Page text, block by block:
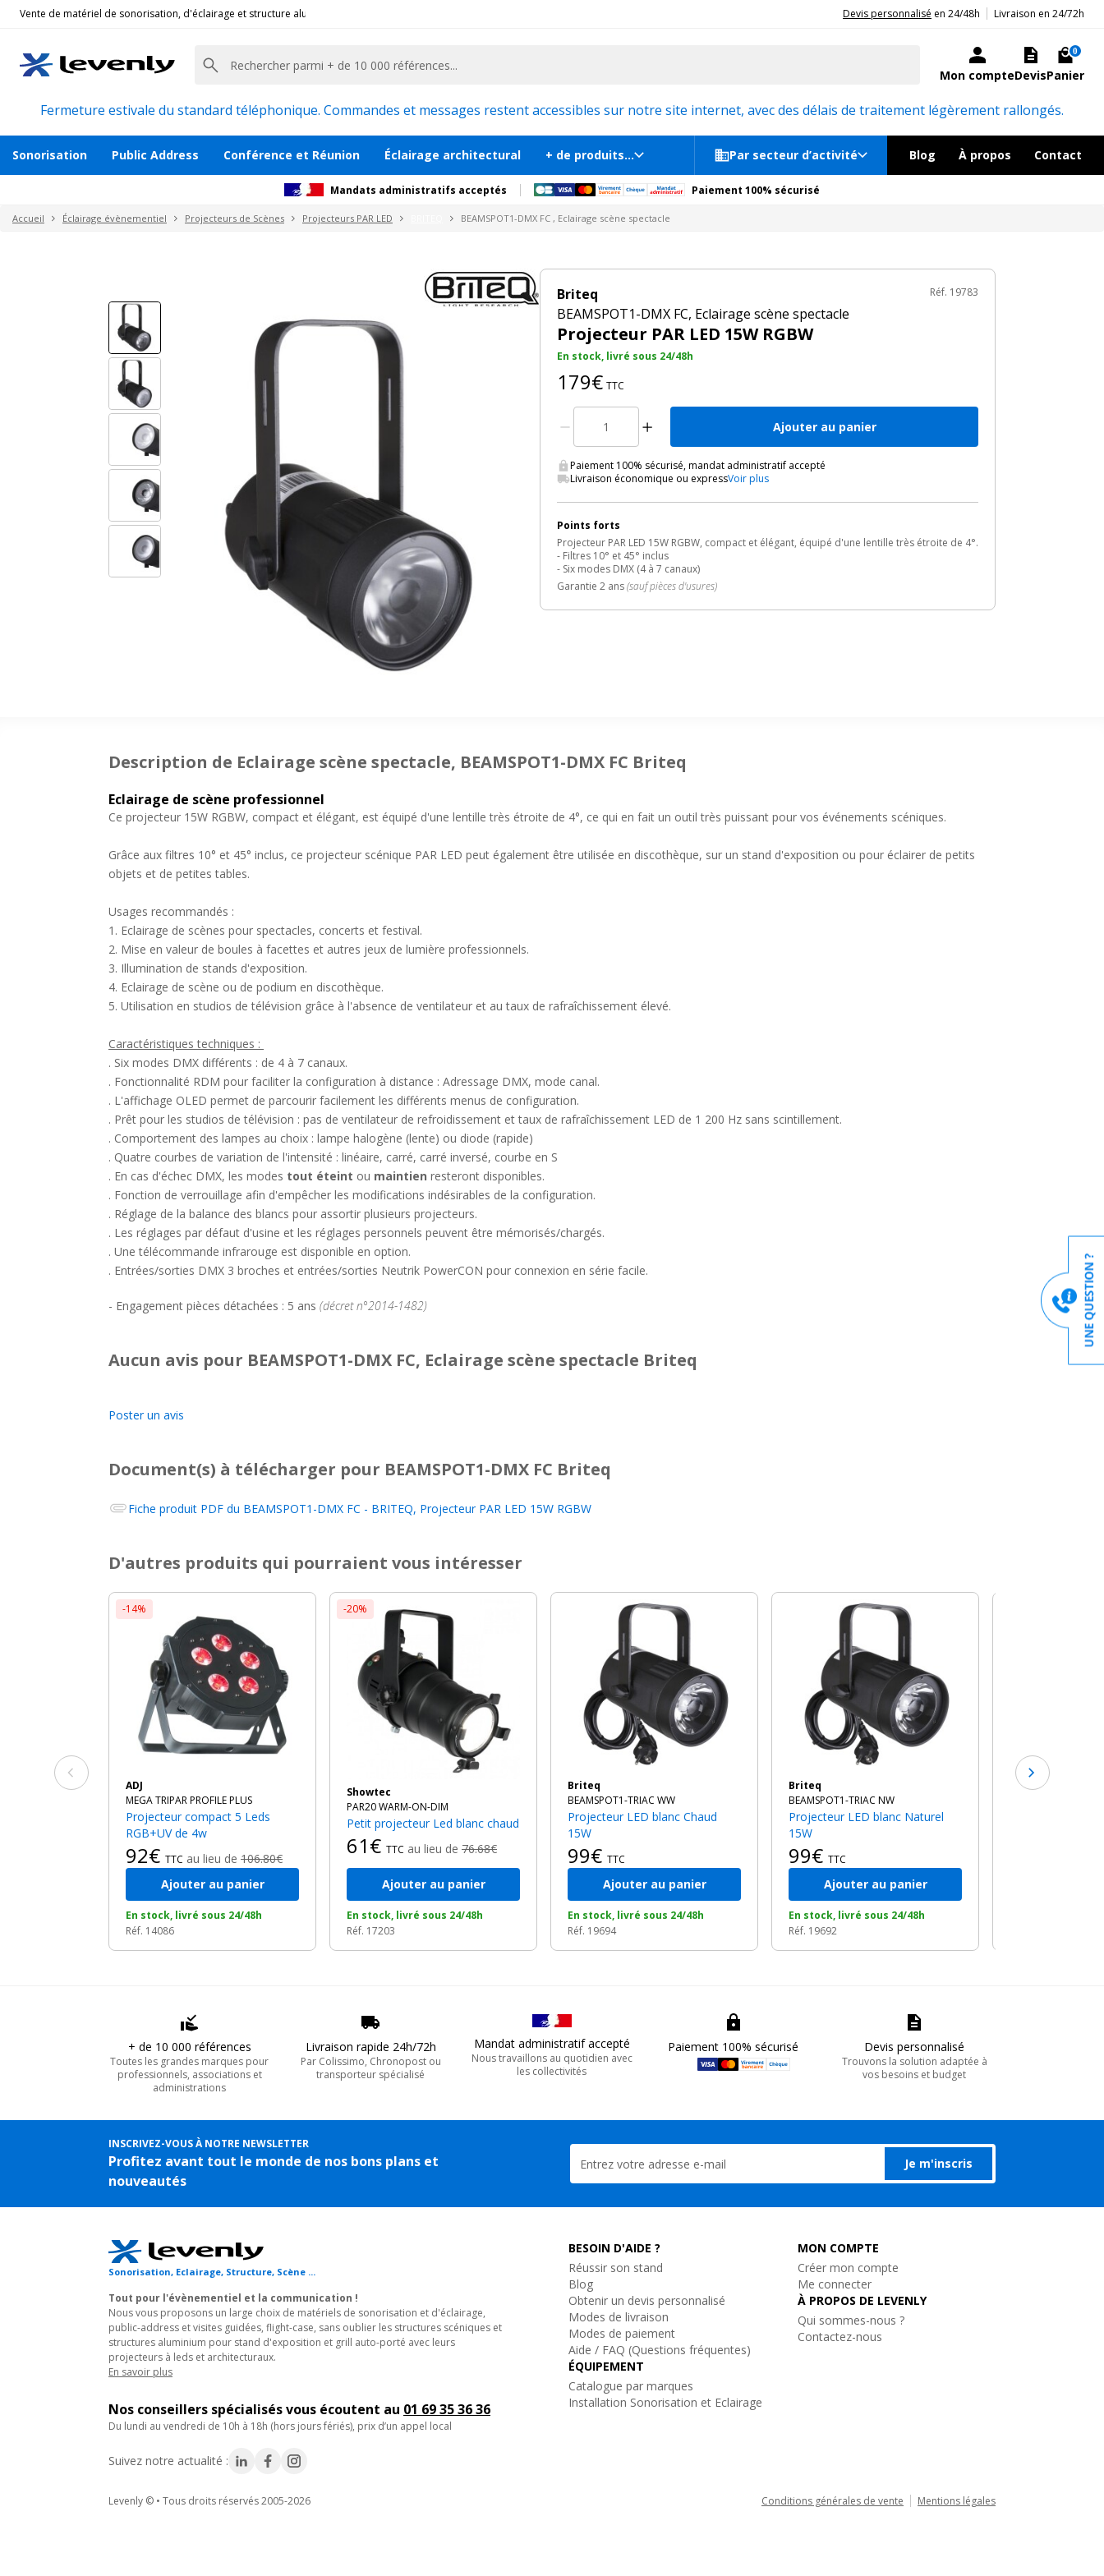
Vente de matériel de sonorisation, d'éclairage et structure alu pour l'évènementiel et la communication, stand exposition, scène, podium et estrade, etc. | 20ans d'expérience aux côtés des professionnels et acteurs publics.
Devis personnalisé en 24/48h Livraison en 24/72h
Mon compteDevisPanier
0
Fermeture estivale du standard téléphonique. Commandes et messages restent accessibles sur notre site internet, avec des délais de traitement légèrement rallongés.
Sonorisation Public Address Conférence et Réunion Éclairage architectural + de produits... Par secteur d’activité Blog À propos Contact
Mandats administratifs acceptés Paiement 100% sécurisé
Accueil Éclairage évènementiel Projecteurs de Scènes Projecteurs PAR LED BEAMSPOT1-DMX FC , Eclairage scène spectacle
Briteq
BEAMSPOT1-DMX FC, Eclairage scène spectacle
Projecteur PAR LED 15W RGBW
Réf. 19783
En stock, livré sous 24/48h
179€ TTC
Ajouter au panier
Paiement 100% sécurisé, mandat administratif accepté
Livraison économique ou expressVoir plus
Points forts
Projecteur PAR LED 15W RGBW, compact et élégant, équipé d'une lentille très étroite de 4°.
- Filtres 10° et 45° inclus
- Six modes DMX (4 à 7 canaux)
Garantie 2 ans(sauf pièces d'usures)
Description de Eclairage scène spectacle, BEAMSPOT1-DMX FC Briteq
Eclairage de scène professionnel
Ce projecteur 15W RGBW, compact et élégant, est équipé d'une lentille très étroite de 4°, ce qui en fait un outil très puissant pour vos événements scéniques.
Grâce aux filtres 10° et 45° inclus, ce projecteur scénique PAR LED peut également être utilisée en discothèque, sur un stand d'exposition ou pour éclairer de petits
objets et de petites tables.
Usages recommandés :
1. Eclairage de scènes pour spectacles, concerts et festival.
2. Mise en valeur de boules à facettes et autres jeux de lumière professionnels.
3. Illumination de stands d'exposition.
4. Eclairage de scène ou de podium en discothèque.
5. Utilisation en studios de télévision grâce à l'absence de ventilateur et au taux de rafraîchissement élevé.
Caractéristiques techniques :
. Six modes DMX différents : de 4 à 7 canaux.
. Fonctionnalité RDM pour faciliter la configuration à distance : Adressage DMX, mode canal.
. L'affichage OLED permet de parcourir facilement les différents menus de configuration.
. Prêt pour les studios de télévision : pas de ventilateur de refroidissement et taux de rafraîchissement LED de 1 200 Hz sans scintillement.
. Comportement des lampes au choix : lampe halogène (lente) ou diode (rapide)
. Quatre courbes de variation de l'intensité : linéaire, carré, carré inversé, courbe en S
. En cas d'échec DMX, les modes tout éteint ou maintien resteront disponibles.
. Fonction de verrouillage afin d'empêcher les modifications indésirables de la configuration.
. Réglage de la balance des blancs pour assortir plusieurs projecteurs.
. Les réglages par défaut d'usine et les réglages personnels peuvent être mémorisés/chargés.
. Une télécommande infrarouge est disponible en option.
. Entrées/sorties DMX 3 broches et entrées/sorties Neutrik PowerCON pour connexion en série facile.
- Engagement pièces détachées : 5 ans (décret n°2014-1482)
Aucun avis pour BEAMSPOT1-DMX FC, Eclairage scène spectacle Briteq
Poster un avis
Document(s) à télécharger pour BEAMSPOT1-DMX FC Briteq
Fiche produit PDF du BEAMSPOT1-DMX FC - BRITEQ, Projecteur PAR LED 15W RGBW
D'autres produits qui pourraient vous intéresser
-14%
ADJ
MEGA TRIPAR PROFILE PLUS
Projecteur compact 5 Leds
RGB+UV de 4w
92€ TTC au lieu de 106.80€
Ajouter au panier
En stock, livré sous 24/48h
Réf. 14086
-20%
Showtec
PAR20 WARM-ON-DIM
Petit projecteur Led blanc chaud
61€ TTC au lieu de 76.68€
Ajouter au panier
En stock, livré sous 24/48h
Réf. 17203
Briteq
BEAMSPOT1-TRIAC WW
Projecteur LED blanc Chaud
15W
99€ TTC
Ajouter au panier
En stock, livré sous 24/48h
Réf. 19694
Briteq
BEAMSPOT1-TRIAC NW
Projecteur LED blanc Naturel
15W
99€ TTC
Ajouter au panier
En stock, livré sous 24/48h
Réf. 19692
+ de 10 000 références
Toutes les grandes marques pour
professionnels, associations et
administrations
Livraison rapide 24h/72h
Par Colissimo, Chronopost ou
transporteur spécialisé
Mandat administratif accepté
Nous travaillons au quotidien avec
les collectivités
Paiement 100% sécurisé Devis personnalisé
Trouvons la solution adaptée à
vos besoins et budget
INSCRIVEZ-VOUS À NOTRE NEWSLETTER
Profitez avant tout le monde de nos bons plans et
nouveautés
Je m'inscris
Sonorisation, Eclairage, Structure, Scène ...
Tout pour l'évènementiel et la communication !
Nous vous proposons un large choix de matériels de sonorisation et d'éclairage,
public-address et visites guidées, flight-case, sans oublier les structures scéniques et
structures aluminium pour stand d'exposition et grill auto-porté avec leurs
projecteurs à leds et architecturaux.
En savoir plus
Nos conseillers spécialisés vous écoutent au 01 69 35 36 36
du lundi au vendredi de 10h à 18h (hors jours fériés), prix d’un appel local
Suivez notre actualité :
BESOIN D'AIDE ?
Réussir son stand
Blog
Obtenir un devis personnalisé
Modes de livraison
Modes de paiement
Aide / FAQ (Questions fréquentes)
ÉQUIPEMENT
Catalogue par marques
Installation Sonorisation et Eclairage
MON COMPTE
Créer mon compte
Me connecter
À PROPOS DE LEVENLY
Qui sommes-nous ?
Contactez-nous
Levenly © • Tous droits réservés 2005-2026 Conditions générales de vente Mentions légales